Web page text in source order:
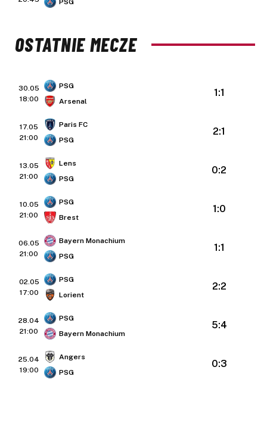
PSG
OSTATNIE MECZE
30.05
18:00
PSG
Arsenal
1:1
17.05
21:00
Paris FC
PSG
2:1
13.05
21:00
Lens
PSG
0:2
10.05
21:00
PSG
Brest
1:0
06.05
21:00
Bayern Monachium
PSG
1:1
02.05
17:00
PSG
Lorient
2:2
28.04
21:00
PSG
Bayern Monachium
5:4
25.04
19:00
Angers
PSG
0:3